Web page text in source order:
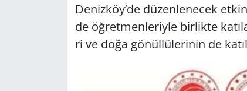
De­niz­köy’de dü­zen­le­necek
de öğ­ret­men­le­riy­le bir­lik­te
ri ve doğa gö­nül­lü­le­ri­nin de